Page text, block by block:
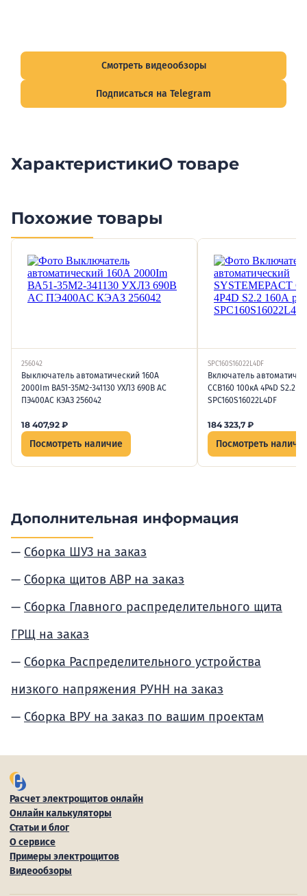
Смотреть видеообзоры
Подписаться на Telegram
ХарактеристикиО товаре
Похожие товары
256042
Выключатель автоматический 160А
2000Im ВА51-35М2-341130 УХЛ3 690В AC
ПЭ400AC КЭАЗ 256042
18 407,92 ₽
Посмотреть наличие
SPC160S16022L4DF
Включатель
CCB160 100кА 4P4D S2.2
SPC160S16022L4DF
184 323,7 ₽
Посмотреть
Дополнительная информация
Сборка ШУЗ на заказ
Сборка щитов АВР на заказ
Сборка Главного распределительного щита
ГРЩ на заказ
Сборка Распределительного устройства
низкого напряжения РУНН на заказ
Сборка ВРУ на заказ по вашим проектам
Расчет электрощитов онлайн
Онлайн калькуляторы
Статьи и блог
О сервисе
Примеры электрощитов
Видеообзоры